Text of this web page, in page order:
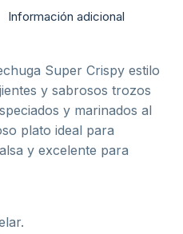
Información adicional
Super Crispy estilo
y sabrosos trozos
y marinados al
plato ideal para
y excelente para